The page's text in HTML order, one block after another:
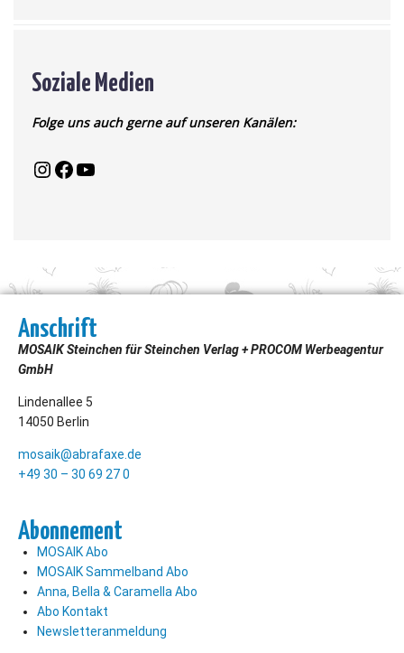
Soziale Medien
Folge uns auch gerne auf unseren Kanälen:
Anschrift
MOSAIK Steinchen für Steinchen Verlag + PROCOM Werbeagentur
GmbH
Lindenallee 5
14050 Berlin
mosaik@abrafaxe.de
+49 30 – 30 69 27 0
Abonnement
MOSAIK Abo
MOSAIK Sammelband Abo
Anna, Bella & Caramella Abo
Abo Kontakt
Newsletteranmeldung